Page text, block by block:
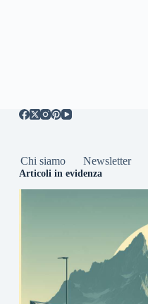
Chi siamo Newsletter
Articoli in evidenza